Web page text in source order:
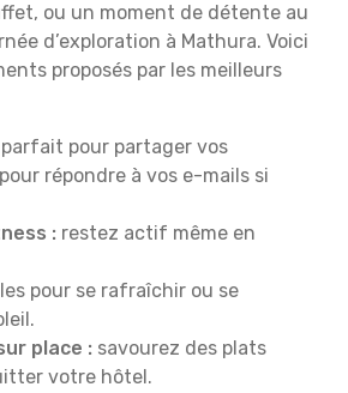
ou un moment de détente au
d’exploration à Mathura. Voici
proposés par les meilleurs
parfait pour partager vos
répondre à vos e-mails si
: restez actif même en
pour se rafraîchir ou se
place : savourez des plats
votre hôtel.